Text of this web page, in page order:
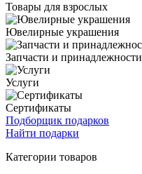
Товары для взрослых
Ювелирные украшения
Запчасти и принадлежности
Услуги
Сертификаты
Подборщик подарков
Найти подарки
Категории товаров